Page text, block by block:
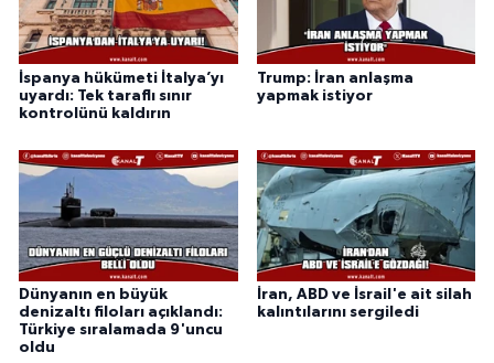
İspanya hükümeti İtalya’yı
uyardı: Tek taraflı sınır
kontrolünü kaldırın
Trump: İran anlaşma
yapmak istiyor
Dünyanın en büyük
denizaltı filoları açıklandı:
Türkiye sıralamada 9'uncu
oldu
İran, ABD ve İsrail'e ait silah
kalıntılarını sergiledi